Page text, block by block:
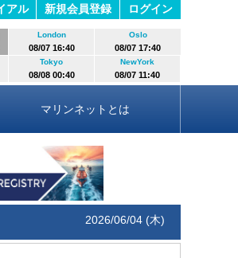
ログイン
新規会員登録
アル
Oslo
08/07 17:40
London
08/07 16:40
NewYork
08/07 11:40
Tokyo
08/08 00:40
マリンネットとは
2026/06/04 (木)